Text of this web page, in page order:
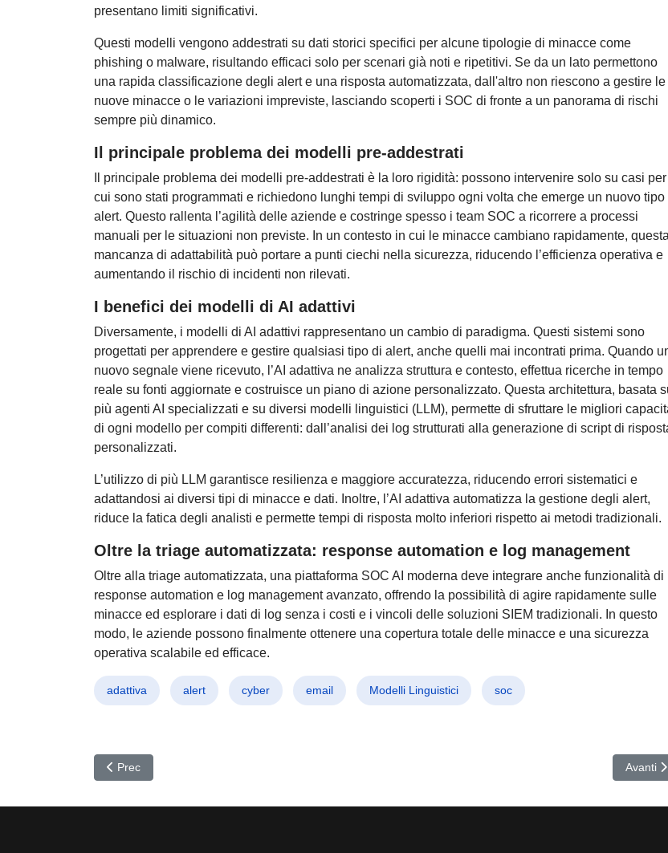
presentano limiti significativi.
Questi modelli vengono addestrati su dati storici specifici per alcune tipologie di minacce come
phishing o malware, risultando efficaci solo per scenari già noti e ripetitivi. Se da un lato permettono
una rapida classificazione degli alert e una risposta automatizzata, dall'altro non riescono a gestire le
nuove minacce o le variazioni impreviste, lasciando scoperti i SOC di fronte a un panorama di rischi
sempre più dinamico.
Il principale problema dei modelli pre-addestrati
Il principale problema dei modelli pre-addestrati è la loro rigidità: possono intervenire solo su casi per
cui sono stati programmati e richiedono lunghi tempi di sviluppo ogni volta che emerge un nuovo tipo
alert. Questo rallenta l’agilità delle aziende e costringe spesso i team SOC a ricorrere a processi
manuali per le situazioni non previste. In un contesto in cui le minacce cambiano rapidamente, questa
mancanza di adattabilità può portare a punti ciechi nella sicurezza, riducendo l’efficienza operativa e
aumentando il rischio di incidenti non rilevati.
I benefici dei modelli di AI adattivi
Diversamente, i modelli di AI adattivi rappresentano un cambio di paradigma. Questi sistemi sono
progettati per apprendere e gestire qualsiasi tipo di alert, anche quelli mai incontrati prima. Quando
nuovo segnale viene ricevuto, l’AI adattiva ne analizza struttura e contesto, effettua ricerche in tempo
reale su fonti aggiornate e costruisce un piano di azione personalizzato. Questa architettura, basata
più agenti AI specializzati e su diversi modelli linguistici (LLM), permette di sfruttare le migliori
di ogni modello per compiti differenti: dall’analisi dei log strutturati alla generazione di script di
personalizzati.
L’utilizzo di più LLM garantisce resilienza e maggiore accuratezza, riducendo errori sistematici e
adattandosi ai diversi tipi di minacce e dati. Inoltre, l’AI adattiva automatizza la gestione degli alert,
riduce la fatica degli analisti e permette tempi di risposta molto inferiori rispetto ai metodi tradizionali.
Oltre la triage automatizzata: response automation e log management
Oltre alla triage automatizzata, una piattaforma SOC AI moderna deve integrare anche funzionalità di
response automation e log management avanzato, offrendo la possibilità di agire rapidamente sulle
minacce ed esplorare i dati di log senza i costi e i vincoli delle soluzioni SIEM tradizionali. In questo
modo, le aziende possono finalmente ottenere una copertura totale delle minacce e una sicurezza
operativa scalabile ed efficace.
adattiva alert cyber email Modelli Linguistici soc
Articolo precedente: Allarme JDWP e Hpingbot: Nuove tecniche di attacco minacciano aziende con mining e
Prec Articolo
Avanti